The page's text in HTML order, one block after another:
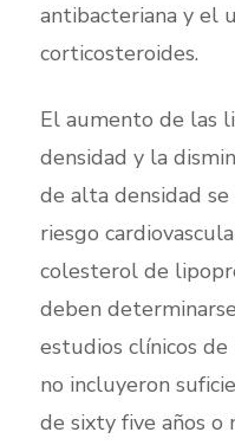
antibacteriana y el
corticosteroides.
El aumento de las
densidad y la
de alta densidad
riesgo
colesterol de
deben
estudios clínicos
no incluyeron
de sixty five años o